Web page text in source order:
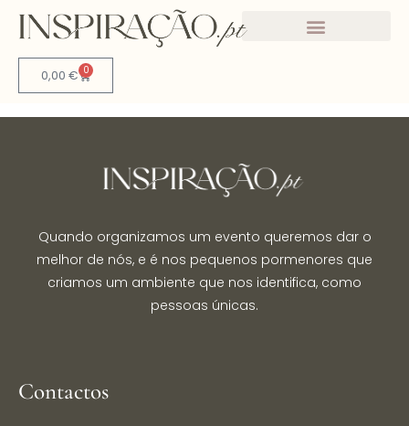
0,00 € 0
Autor:
Quando organizamos um evento queremos dar o
melhor de nós, e é nos pequenos pormenores que
criamos um ambiente que nos identifica, como
pessoas únicas.
Contactos